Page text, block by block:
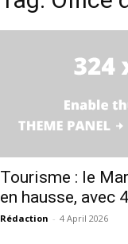
Tourisme : le
en hausse, avec
Rédaction - 4 April 2026